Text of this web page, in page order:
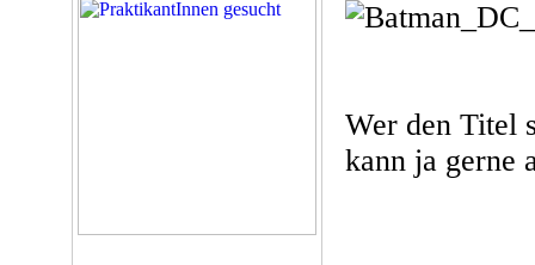
Wer den Titel
kann ja gerne